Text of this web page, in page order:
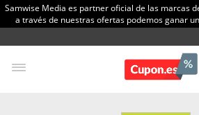
Samwise Media es partner oficial de las marcas
a través de nuestras ofertas podemos ganar